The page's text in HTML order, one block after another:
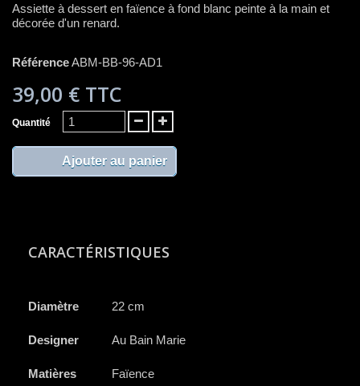
Assiette à dessert en faïence à fond blanc peinte à la main et
décorée d'un renard.
RéférenceABM-BB-96-AD1
39,00 € TTC
Quantité
Ajouter au panier
CARACTÉRISTIQUES
Diamètre 22 cm
Designer Au Bain Marie
Matières Faïence